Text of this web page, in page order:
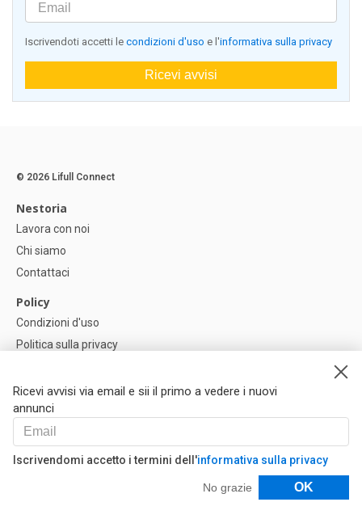
Iscrivendoti accetti le condizioni d'uso e l'informativa sulla privacy
Ricevi avvisi
Ricevi avvisi via email e sii il primo a vedere i nuovi
annunci
Iscrivendomi accetto i termini dell'informativa sulla privacy
No grazie OK
© 2026 Lifull Connect
Nestoria
Lavora con noi
Chi siamo
Contattaci
Policy
Condizioni d'uso
Politica sulla privacy
Impostazioni dei cookie
Help
FAQ
I Nostri Partner